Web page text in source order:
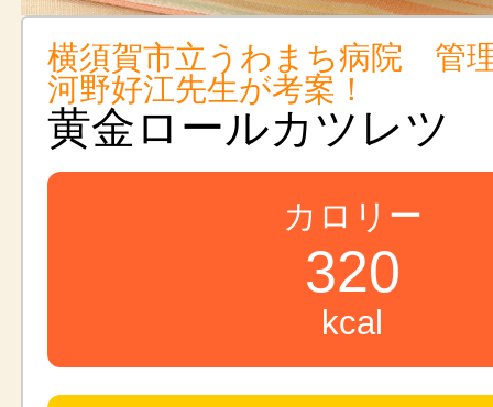
横須賀市立うわまち病院
河野好江先生が考案！
黄金ロールカツレツ
カロリー
320
kcal